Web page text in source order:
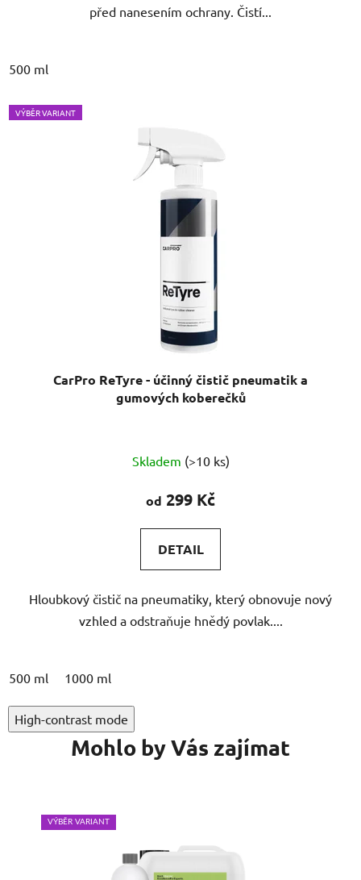
před nanesením ochrany. Čistí...
500 ml
VÝBĚR VARIANT
CarPro ReTyre - účinný čistič pneumatik a
gumových koberečků
Skladem (>10 ks)
od 299 Kč
DETAIL
Hloubkový čistič na pneumatiky, který obnovuje nový
vzhled a odstraňuje hnědý povlak....
500 ml 1000 ml
High-contrast mode
Mohlo by Vás zajímat
VÝBĚR VARIANT